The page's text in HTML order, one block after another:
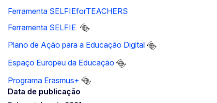
Ferramenta SELFIEforTEACHERS
Ferramenta SELFIE
Plano de Ação para a Educação Digital
Espaço Europeu da Educação
Programa Erasmus+
Data de publicação